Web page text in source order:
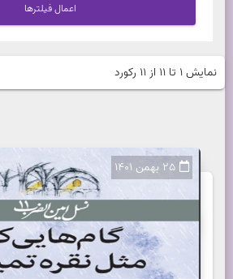
اعمال فیلترها
نمایش 1 تا 11 از 11 رکورد